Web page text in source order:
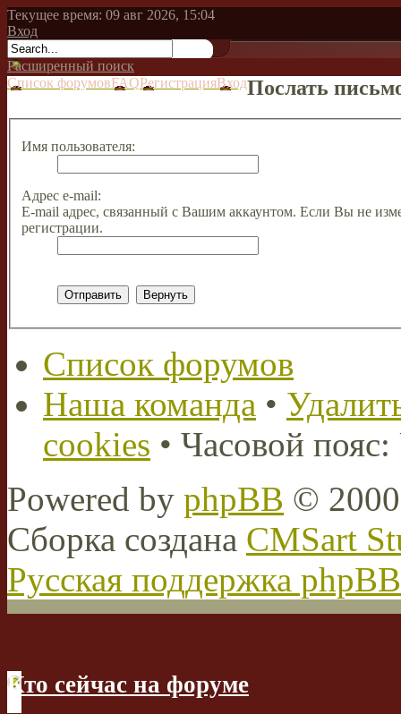
Текущее время: 09 авг 2026, 15:04
Вход
Расширенный поиск
Список форумовFAQРегистрацияВходПослать
Имя пользователя:
Адрес e-mail:
E-mail адрес, связанный с Вашим аккаунтом. Если Вы не
регистрации.
Список форумов
Наша команда •
cookies • Часовой
Powered by phpBB ©
Сборка создана CMSart
Русская поддержка phpBB
Кто сейчас на форуме